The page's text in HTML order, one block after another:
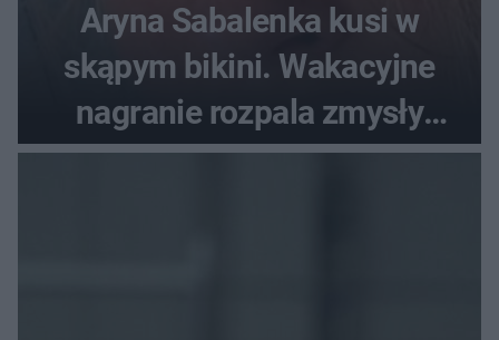
Aryna Sabalenka kusi w
skąpym bikini. Wakacyjne
nagranie rozpala zmysły
fanów